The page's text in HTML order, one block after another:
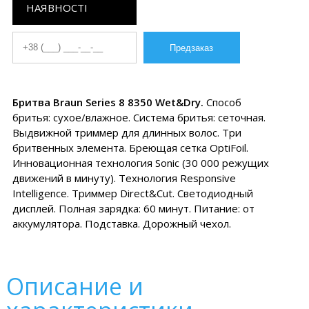
НАЯВНОСТІ
Бритва Braun Series 8 8350 Wet&Dry. Способ
бритья: сухое/влажное. Система бритья: сеточная.
Выдвижной триммер для длинных волос. Три
бритвенных элемента. Бреющая сетка OptiFoil.
Инновационная технология Sonic (30 000 режущих
движений в минуту). Технология Responsive
Intelligence. Триммер Direct&Cut. Светодиодный
дисплей. Полная зарядка: 60 минут. Питание: от
аккумулятора. Подставка. Дорожный чехол.
Описание и